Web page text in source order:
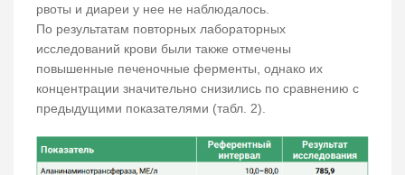
рвоты и диареи у нее не наблюдалось.
По результатам повторных лабораторных
исследований крови были также отмечены
повышенные печеночные ферменты, однако их
концентрации значительно снизились по сравнению с
предыдущими показателями (табл. 2).